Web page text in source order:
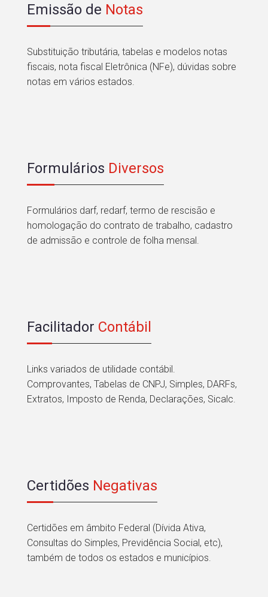
Emissão de Notas
Substituição tributária, tabelas e modelos notas
fiscais, nota fiscal Eletrônica (NFe), dúvidas sobre
notas em vários estados.
Formulários Diversos
Formulários darf, redarf, termo de rescisão e
homologação do contrato de trabalho, cadastro
de admissão e controle de folha mensal.
Facilitador Contábil
Links variados de utilidade contábil.
Comprovantes, Tabelas de CNPJ, Simples, DARFs,
Extratos, Imposto de Renda, Declarações, Sicalc.
Certidões Negativas
Certidões em âmbito Federal (Dívida Ativa,
Consultas do Simples, Previdência Social, etc),
também de todos os estados e municípios.